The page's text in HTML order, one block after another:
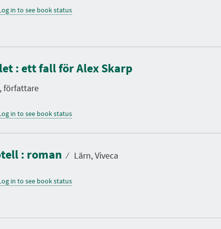
in to see book status
: ett fall för Alex Skarp
författare
in to see book status
: roman ⁄ Lärn, Viveca
in to see book status